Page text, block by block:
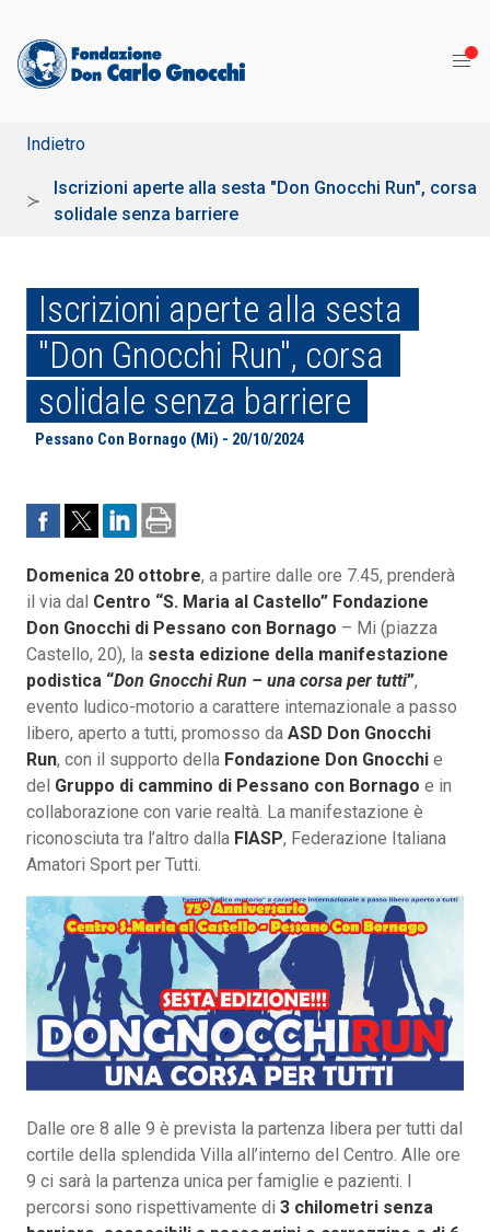
Indietro
Iscrizioni aperte alla sesta "Don Gnocchi Run", corsa
solidale senza barriere
Iscrizioni aperte alla sesta
"Don Gnocchi Run", corsa
solidale senza barriere
Pessano Con Bornago (Mi) - 20/10/2024
Domenica 20 ottobre, a partire dalle ore 7.45, prenderà
il via dal Centro “S. Maria al Castello” Fondazione
Don Gnocchi di Pessano con Bornago – Mi (piazza
Castello, 20), la sesta edizione della manifestazione
podistica “Don Gnocchi Run – una corsa per tutti”,
evento ludico-motorio a carattere internazionale a passo
libero, aperto a tutti, promosso da ASD Don Gnocchi
Run, con il supporto della Fondazione Don Gnocchi e
del Gruppo di cammino di Pessano con Bornago e in
collaborazione con varie realtà. La manifestazione è
riconosciuta tra l’altro dalla FIASP, Federazione Italiana
Amatori Sport per Tutti.
Dalle ore 8 alle 9 è prevista la partenza libera per tutti dal
cortile della splendida Villa all’interno del Centro. Alle ore
9 ci sarà la partenza unica per famiglie e pazienti. I
percorsi sono rispettivamente di 3 chilometri senza